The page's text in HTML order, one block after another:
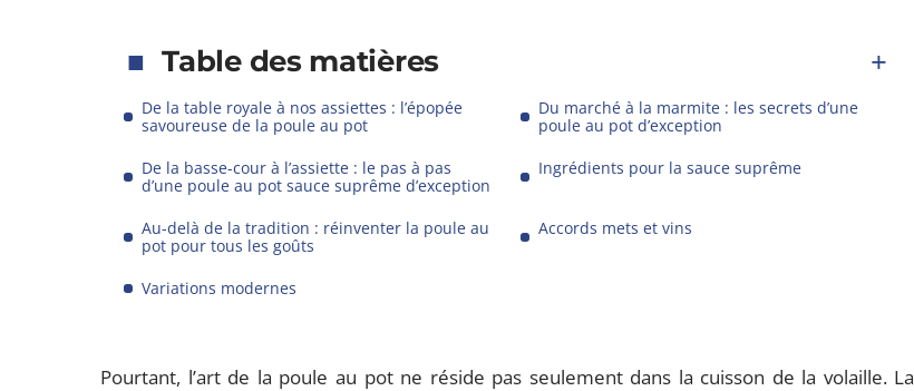
Table des matières
De la table royale à nos assiettes : l’épopée
savoureuse de la poule au pot
Du marché à la marmite : les secrets d’une
poule au pot d’exception
De la basse-cour à l’assiette : le pas à pas
d’une poule au pot sauce suprême d’exception
Ingrédients pour la sauce suprême
Au-delà de la tradition : réinventer la poule au
pot pour tous les goûts
Accords mets et vins
Variations modernes
Pourtant, l’art de la poule au pot ne réside pas seulement dans la cuisson de la volaille. La